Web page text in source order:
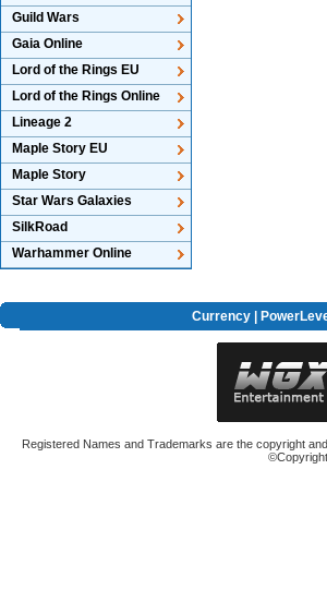
Guild Wars
Gaia Online
Lord of the Rings EU
Lord of the Rings Online
Lineage 2
Maple Story EU
Maple Story
Star Wars Galaxies
SilkRoad
Warhammer Online
Currency|
Registered Names and Trademarks are the copyright